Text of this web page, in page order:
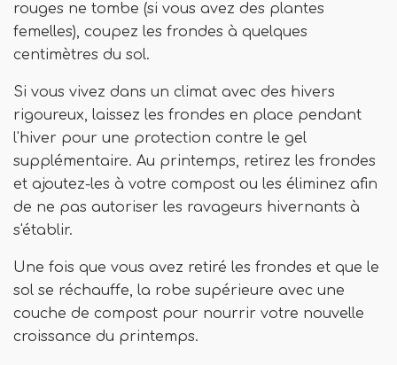
rouges ne tombe (si vous avez des plantes
femelles), coupez les frondes à quelques
centimètres du sol.
Si vous vivez dans un climat avec des hivers
rigoureux, laissez les frondes en place pendant
l'hiver pour une protection contre le gel
supplémentaire. Au printemps, retirez les frondes
et ajoutez-les à votre compost ou les éliminez afin
de ne pas autoriser les ravageurs hivernants à
s'établir.
Une fois que vous avez retiré les frondes et que le
sol se réchauffe, la robe supérieure avec une
couche de compost pour nourrir votre nouvelle
croissance du printemps.